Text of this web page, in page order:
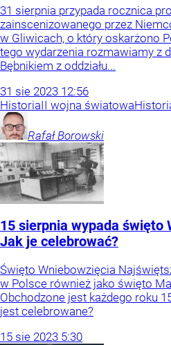
31 sierpnia przypada rocznica
zainscenizowanego przez
w Gliwicach, o który oskarżono
tego wydarzenia rozmawiamy z
Bębnikiem z oddziału...
31 sie 2023 12:56
HistoriaII wojna światowa
Rafał Borowski
15 sierpnia wypada święto
Jak je celebrować?
Święto Wniebowzięcia
w Polsce również jako święto
Obchodzone jest każdego roku
jest celebrowane?
15 sie 2023 5:30